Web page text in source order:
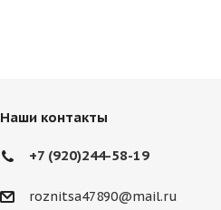
Наши контакты
+7 (920)244-58-19
roznitsa47890@mail.ru